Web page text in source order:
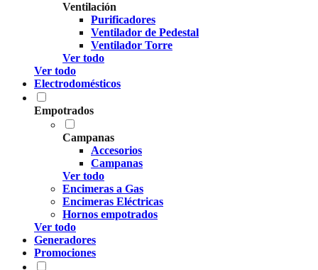
Ventilación
Purificadores
Ventilador de Pedestal
Ventilador Torre
Ver todo
Ver todo
Electrodomésticos
Empotrados
Campanas
Accesorios
Campanas
Ver todo
Encimeras a Gas
Encimeras Eléctricas
Hornos empotrados
Ver todo
Generadores
Promociones